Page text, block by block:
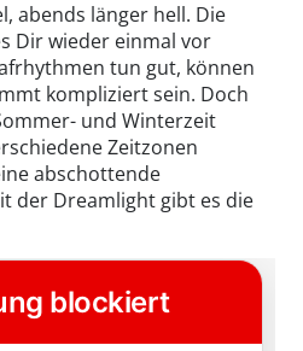
abends länger hell. Die
Dir wieder einmal vor
tun gut, können
kompliziert sein. Doch
und Winterzeit
Zeitzonen
abschottende
der Dreamlight gibt es die